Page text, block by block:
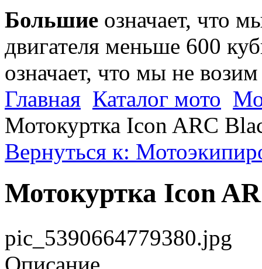
Большие означает, что
двигателя меньше 600
означает, что мы не
Главная Каталог мото
Мотокуртка Icon ARC
Вернуться к:
Мотокуртка Icon
pic_5390664779380.jpg
Описание